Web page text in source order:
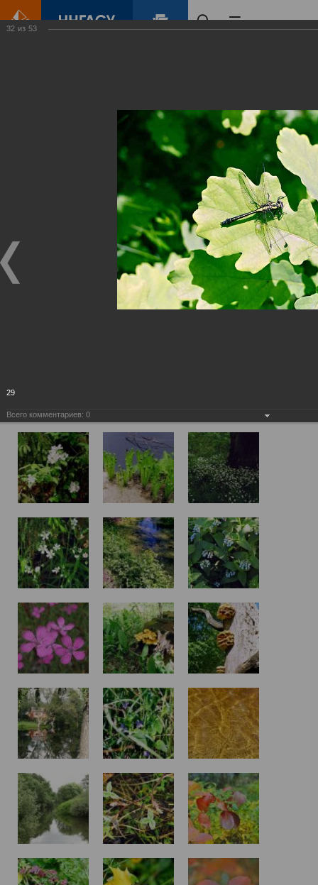
Виртуальные
выставки
(фотоальбомы)
32 из 53
29
Всего комментариев: 0